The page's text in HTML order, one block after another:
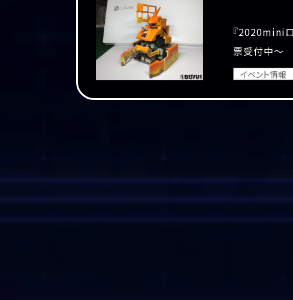
『2020mini
票受付中～
イベント情報